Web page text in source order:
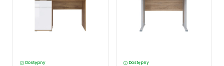
Dostępny
Dostępny